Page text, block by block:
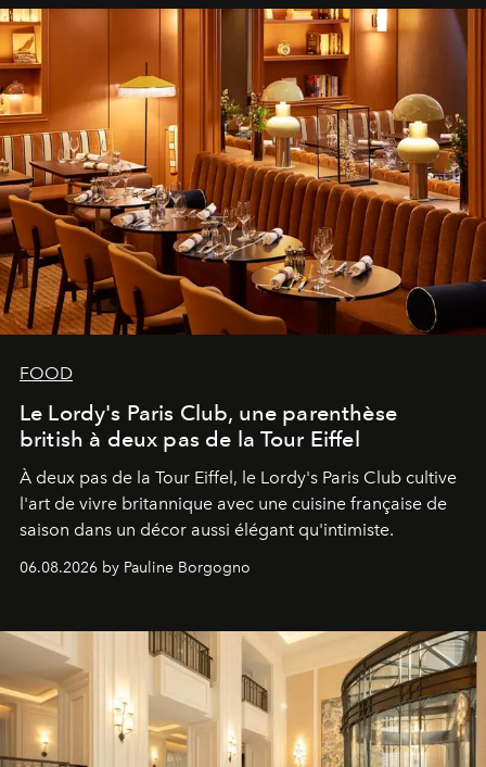
FOOD
Le Lordy's Paris Club, une parenthèse
british à deux pas de la Tour Eiffel
À deux pas de la Tour Eiffel, le Lordy's Paris Club cultive
l'art de vivre britannique avec une cuisine française de
saison dans un décor aussi élégant qu'intimiste.
06.08.2026 by Pauline Borgogno